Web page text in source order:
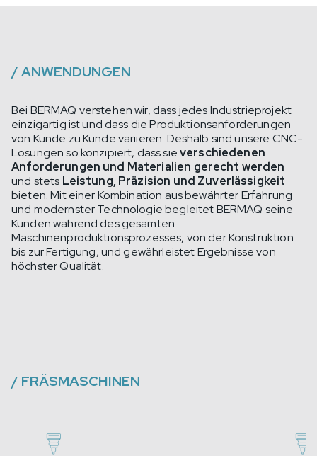
/ANWENDUNGEN
Bei BERMAQ verstehen wir, dass jedes Industrieprojekt
einzigartig ist und dass die Produktionsanforderungen
von Kunde zu Kunde variieren. Deshalb sind unsere CNC-
Lösungen so konzipiert, dass sieverschiedenen
Anforderungen und Materialien gerecht werden
und stets Leistung, Präzision und Zuverlässigkeit
bieten. Mit einer Kombination aus bewährter Erfahrung
und modernster Technologie begleitet BERMAQ seine
Kunden während des gesamten
Maschinenproduktionsprozesses, von der Konstruktion
bis zur Fertigung, und gewährleistet Ergebnisse von
höchster Qualität.
/ FRÄSMASCHINEN